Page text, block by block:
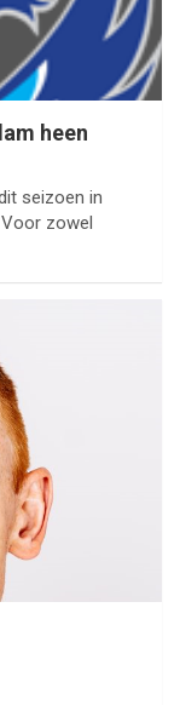
heen
seizoen in
zowel